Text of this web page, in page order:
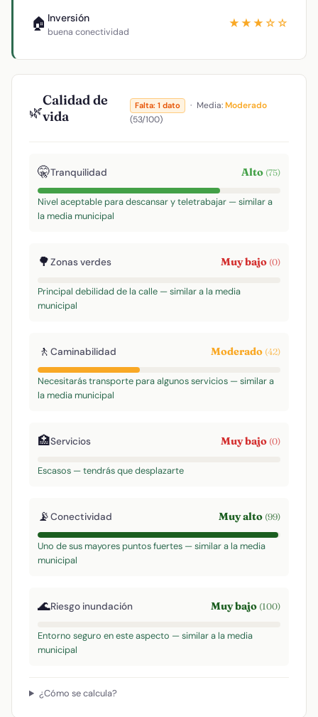
🏠 Inversión
buena conectividad
★★★☆☆
🌿
Calidad de
vida
Falta: 1 dato · Media:Moderado
(53/100)
🤫Tranquilidad Alto (75)
Nivel aceptable para descansar y teletrabajar — similar a
la media municipal
🌳Zonas verdes Muy bajo (0)
Principal debilidad de la calle — similar a la media
municipal
🚶 Caminabilidad Moderado (42)
Necesitarás transporte para algunos servicios — similar a
la media municipal
🏥Servicios Muy bajo (0)
Escasos — tendrás que desplazarte
📡Conectividad Muy alto (99)
Uno de sus mayores puntos fuertes — similar a la media
municipal
🌊Riesgo inundación Muy bajo (100)
Entorno seguro en este aspecto — similar a la media
municipal
¿Cómo se calcula?